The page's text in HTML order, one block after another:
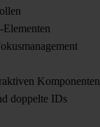
Komponenten
doppelte IDs